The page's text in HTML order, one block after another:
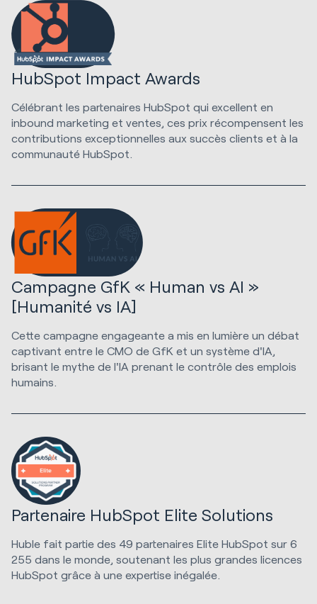
HubSpot Impact Awards
Célébrant les partenaires HubSpot qui excellent en
inbound marketing et ventes, ces prix récompensent les
contributions exceptionnelles aux succès clients et à la
communauté HubSpot.
Campagne GfK « Human vs AI »
[Humanité vs IA]
Cette campagne engageante a mis en lumière un débat
captivant entre le CMO de GfK et un système d'IA,
brisant le mythe de l'IA prenant le contrôle des emplois
humains.
Partenaire HubSpot Elite Solutions
Huble fait partie des 49 partenaires Elite HubSpot sur 6
255 dans le monde, soutenant les plus grandes licences
HubSpot grâce à une expertise inégalée.